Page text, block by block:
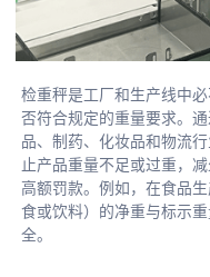
检重秤是工厂和生产线中
否符合规定的重量要求。
品、制药、化妆品和物流
止产品重量不足或过重，
高额罚款。例如，在食品
食或饮料）的净重与标示
全。